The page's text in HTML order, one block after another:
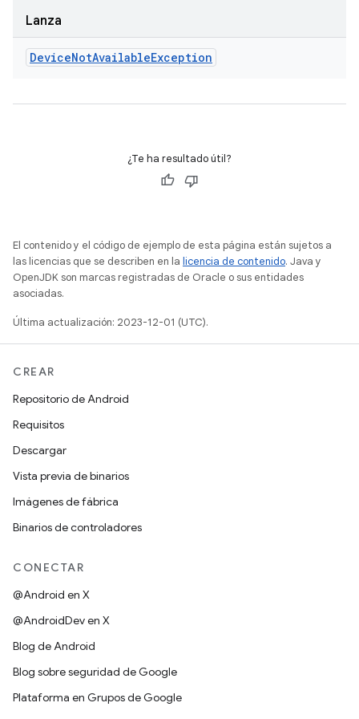
Lanza
DeviceNotAvailableException
¿Te ha resultado útil?
El contenido y el código de ejemplo de esta página están sujetos a
las licencias que se describen en la licencia de contenido. Java y
OpenJDK son marcas registradas de Oracle o sus entidades
asociadas.
Última actualización: 2023-12-01 (UTC).
CREAR
Repositorio de Android
Requisitos
Descargar
Vista previa de binarios
Imágenes de fábrica
Binarios de controladores
CONECTAR
@Android en X
@AndroidDev en X
Blog de Android
Blog sobre seguridad de Google
Plataforma en Grupos de Google